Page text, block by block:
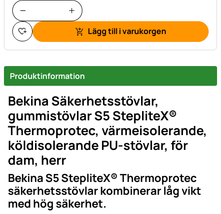
Lägg till i varukorgen
Produktinformation
Bekina Säkerhetsstövlar,
gummistövlar S5 StepliteX®
Thermoprotec, värmeisolerande,
köldisolerande PU-stövlar, för
dam, herr
Bekina S5 StepliteX® Thermoprotec
säkerhetsstövlar kombinerar låg vikt
med hög säkerhet.